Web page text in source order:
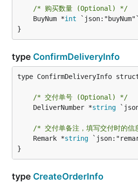
/* 购买数量 (Optional) */
	BuyNum *
int `json:"buyNum"`
}
type ConfirmDeliveryInfo
type ConfirmDeliveryInfo
/* 交付单号 (Optional) */
	DeliverNumber *
string
/* 交付单备注，填写交付时的
	Remark *
string
}
type CreateOrderInfo